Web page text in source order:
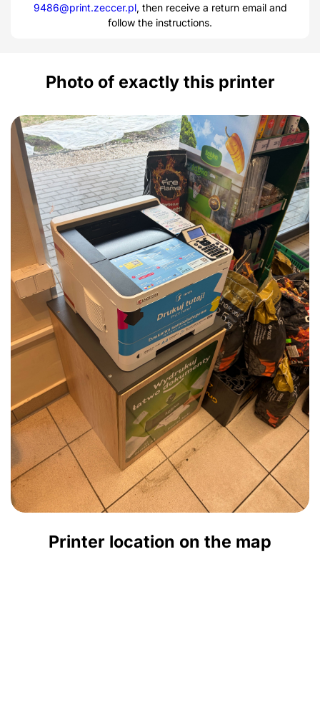
9486@print.zeccer.pl, then receive a return email and
follow the instructions.
Photo of exactly this printer
Printer location on the map